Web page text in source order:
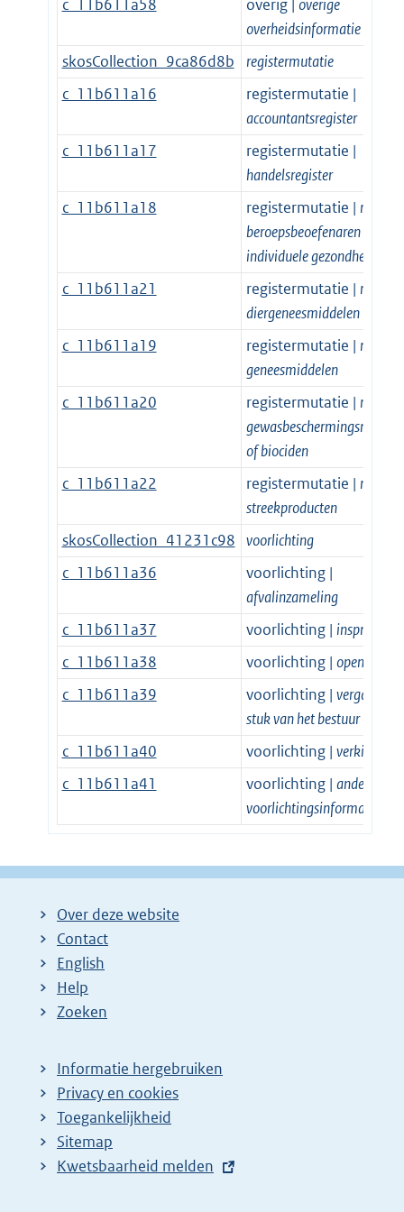
c_11b611a58 overig | overige
overheidsinformatie
skosCollection_9ca86d8b
registermutatie
c_11b611a16
registermutatie |
accountantsregister
c_11b611a17
registermutatie |
handelsregister
c_11b611a18
registermutatie | register
beroepsbeoefenaren
individuele
c_11b611a21
registermutatie | register
diergeneesmiddelen
c_11b611a19
registermutatie | register
geneesmiddelen
c_11b611a20
registermutatie | register
of biociden
c_11b611a22
registermutatie | register
streekproducten
skosCollection_41231c98 voorlichting
c_11b611a36
voorlichting |
afvalinzameling
c_11b611a37
voorlichting | inspraak
c_11b611a38
voorlichting |
c_11b611a39
voorlichting |
stuk van het bestuur
c_11b611a40
voorlichting |
c_11b611a41
voorlichting | andere
voorlichtingsinformatie
Over deze website
Contact
English
Help
Zoeken
Informatie hergebruiken
Privacy en cookies
Toegankelijkheid
Sitemap
E
Kwetsbaarheid melden